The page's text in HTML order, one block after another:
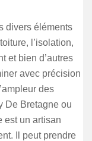
divers éléments
l’isolation,
et bien d’autres
avec précision
des
De Bretagne ou
est un artisan
Il peut prendre